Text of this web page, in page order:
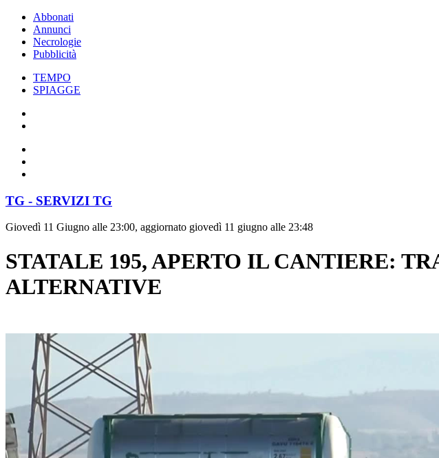
Abbonati
Annunci
Necrologie
Pubblicità
TEMPO
SPIAGGE
TG - SERVIZI TG
Giovedì 11 Giugno alle 23:00, aggiornato giovedì 11 giugno alle 23:48
STATALE 195, APERTO IL CANTIERE:
ALTERNATIVE